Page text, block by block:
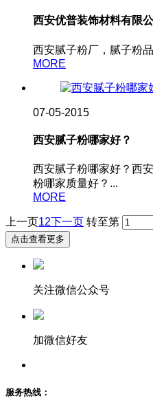
西安优普装饰材料有限
西安腻子粉厂，腻子粉
MORE
07-05-2015
西安腻子粉哪家好？
西安腻子粉哪家好？西
粉哪家质量好？...
MORE
上一页12下一页 转至第
点击查看更多
关注微信公众号
加微信好友
服务热线：